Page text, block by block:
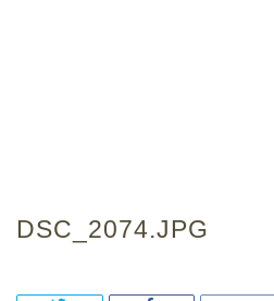
DSC_2074.JPG